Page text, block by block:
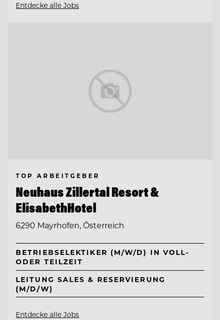
Entdecke alle Jobs
TOP ARBEITGEBER
Neuhaus Zillertal Resort &
ElisabethHotel
6290 Mayrhofen, Österreich
BETRIEBSELEKTIKER (M/W/D) IN VOLL-
ODER TEILZEIT
LEITUNG SALES & RESERVIERUNG
(M/D/W)
Entdecke alle Jobs